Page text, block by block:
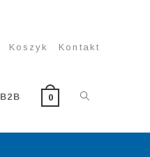
Koszyk Kontakt
B2B 0 TOGGLE